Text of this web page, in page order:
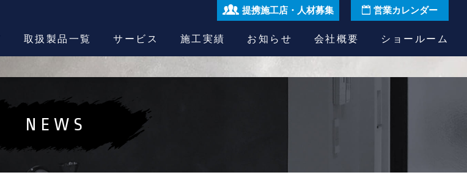
提携施工店・人材募集 営業カレンダー
取扱製品一覧 サービス 施工実績 お知らせ 会社概要 ショールーム
NEWS